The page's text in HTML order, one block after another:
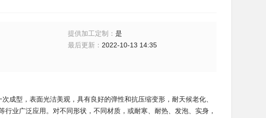
提供加工定制 ：是
最后更新 ： 2022-10-13 14:35
成型，表面光洁美观，具有良好的弹性和抗压缩变形，耐天候老化、
业广泛应用。对不同形状，不同材质，或耐寒、耐热、发泡、实身，